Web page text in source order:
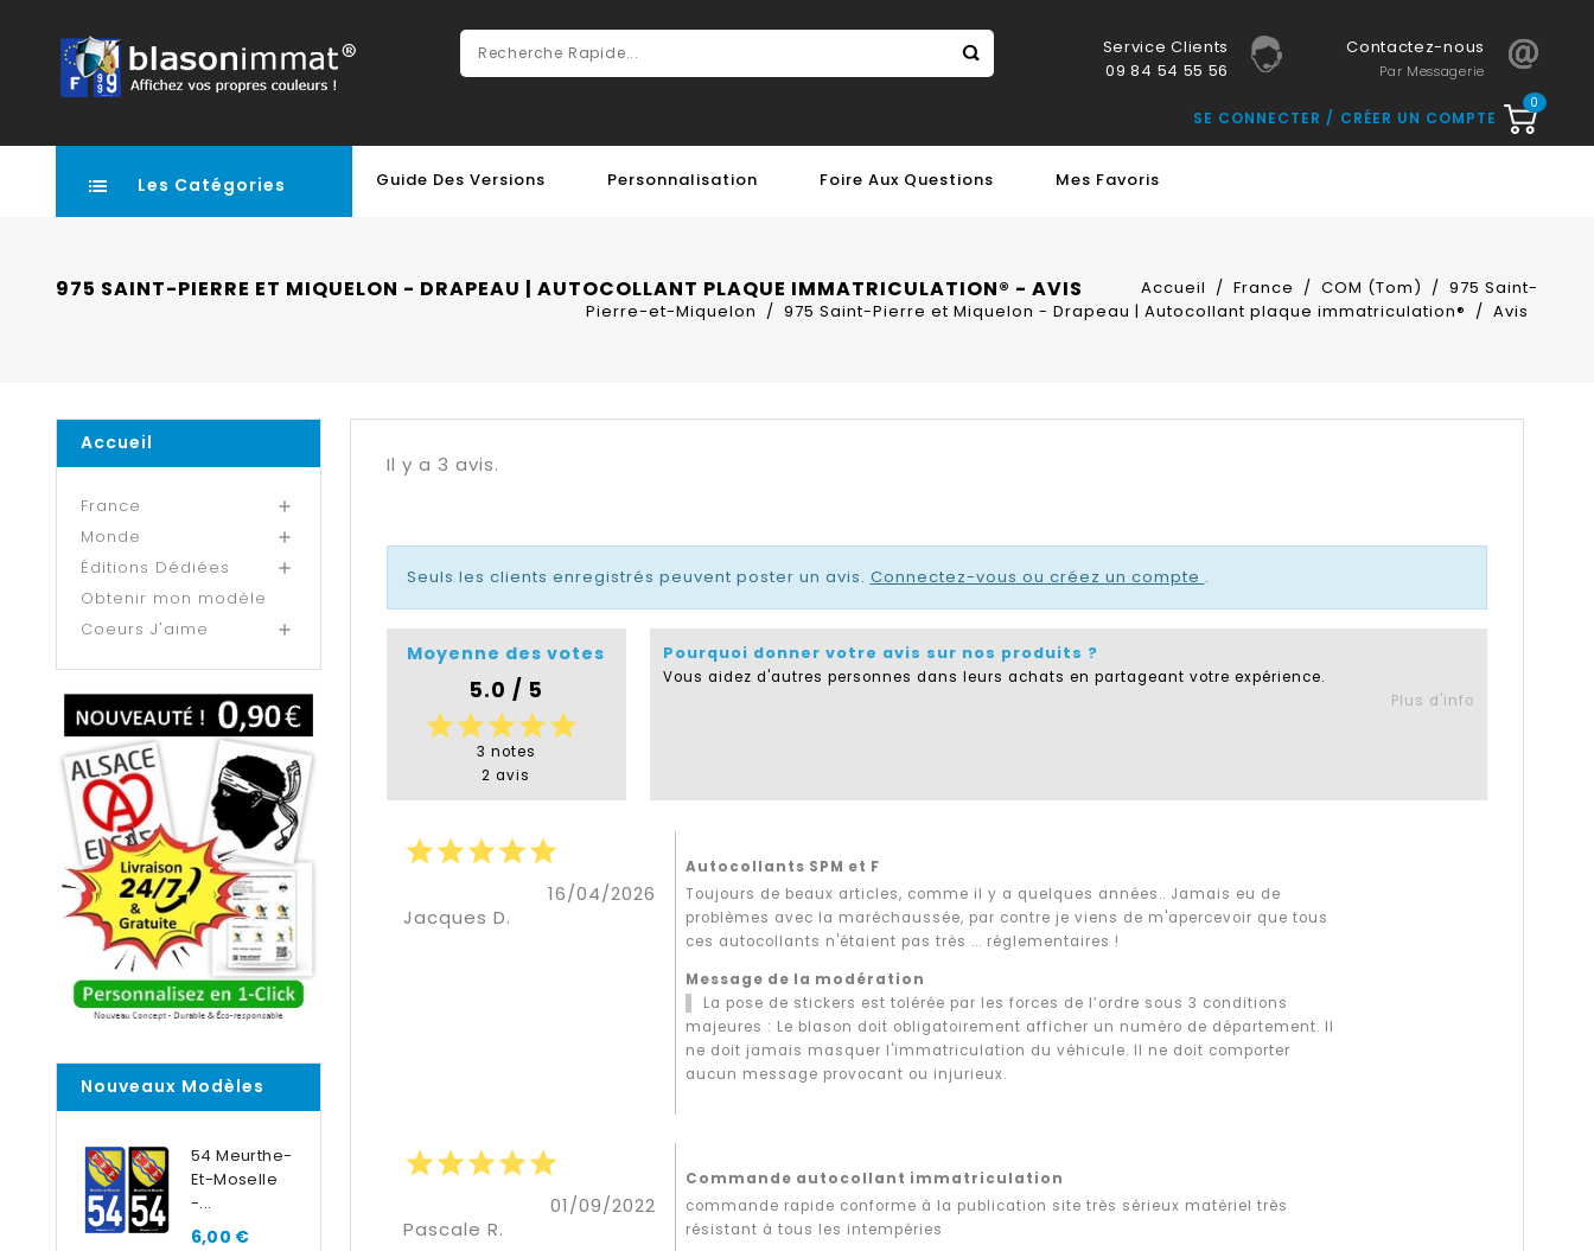
Service Clients
09 84 54 55 56
Contactez-nous
Par Messagerie
0
SE CONNECTER CRÉER UN COMPTE
Les Catégories Guide Des Versions Personnalisation Foire Aux Questions Mes Favoris
975 SAINT-PIERRE ET MIQUELON - DRAPEAU | AUTOCOLLANT PLAQUE IMMATRICULATION® - AVIS Accueil France COM (Tom)
975 Saint-
Pierre-et-Miquelon
975 Saint-Pierre et Miquelon - Drapeau | Autocollant plaque immatriculation® Avis
Accueil
France 
Monde 
Éditions Dédiées 
Obtenir mon modèle
Coeurs J'aime

Nouveaux Modèles
54 Meurthe-
Et-Moselle
-...
6,00 €
Il y a 3 avis.
Seuls les clients enregistrés peuvent poster un avis. Connectez-vous ou créez un compte .
Moyenne des votes
5.0 / 5
starstarstarstarstar
3 notes
2 avis
Pourquoi donner votre avis sur nos produits ?
Vous aidez d'autres personnes dans leurs achats en partageant votre expérience.
Plus d'info
starstarstarstarstar
16/04/2026
Jacques D.
Autocollants SPM et F
Toujours de beaux articles, comme il y a quelques années.. Jamais eu de
problèmes avec la maréchaussée, par contre je viens de m'apercevoir que tous
ces autocollants n'étaient pas très ... réglementaires !
Message de la modération
La pose de stickers est tolérée par les forces de l’ordre sous 3 conditions
majeures : Le blason doit obligatoirement afficher un numéro de département. Il
ne doit jamais masquer l'immatriculation du véhicule. Il ne doit comporter
aucun message provocant ou injurieux.
starstarstarstarstar
01/09/2022
Pascale R.
Commande autocollant immatriculation
commande rapide conforme à la publication site très sérieux matériel très
résistant à tous les intempéries